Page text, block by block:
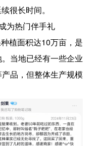
很长时间。
为热门伴手礼
植面积达10万亩，是
当地已经有一些企业
品，但整体生产规模